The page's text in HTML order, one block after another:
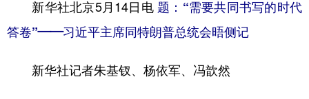
科技 科创 量子 体育
书画 健康
访谈 视频 图片
新华社北京5月14日电 题：“需要共同书写的时代
答卷”——习近平主席同特朗普总统会晤侧记
新华社记者朱基钗、杨依军、冯歆然